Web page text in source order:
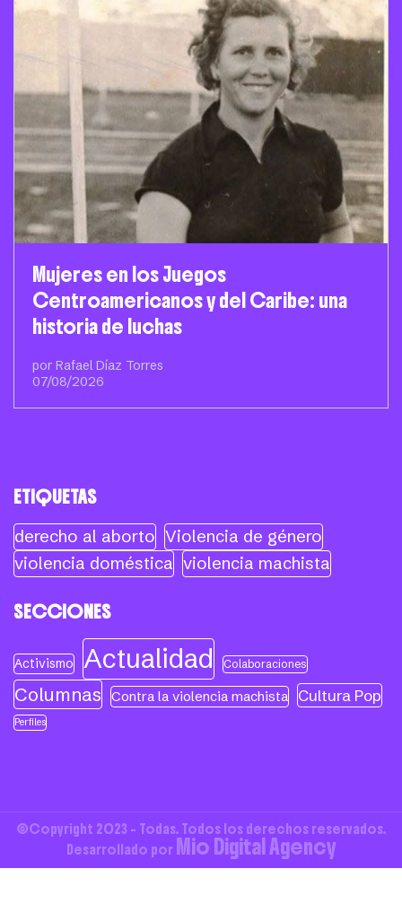
Mujeres en los Juegos
Centroamericanos y del Caribe: una
historia de luchas
por Rafael Díaz Torres
07/08/2026
ETIQUETAS
derecho al aborto Violencia de género
violencia doméstica violencia machista
SECCIONES
Activismo Actualidad Colaboraciones
Columnas Contra la violencia machista Cultura Pop
Perfiles
©Copyright 2023 - Todas. Todos los derechos reservados.
Desarrollado por Mio Digital Agency